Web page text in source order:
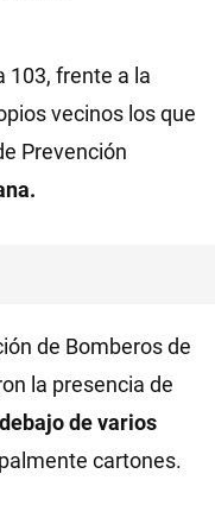
103, frente a la
vecinos los que
Prevención
de Bomberos de
la presencia de
de varios
cartones.